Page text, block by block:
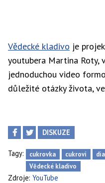
Vědecké kladivo je
youtubera Martina Roty,
jednoduchou video
důležité otázky života,
DISKUZE
Tagy: cukrovka cukroví
Vědecké kladivo
Zdroje: YouTube